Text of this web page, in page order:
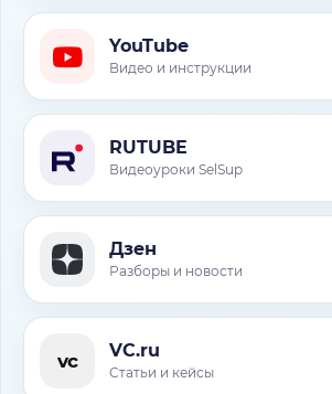
YouTube
Видео и инструкции
RUTUBE
Видеоуроки SelSup
Дзен
Разборы и новости
vc VC.ru
Статьи и кейсы